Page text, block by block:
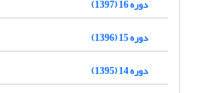
دوره 16 (1397)
دوره 15 (1396)
دوره 14 (1395)